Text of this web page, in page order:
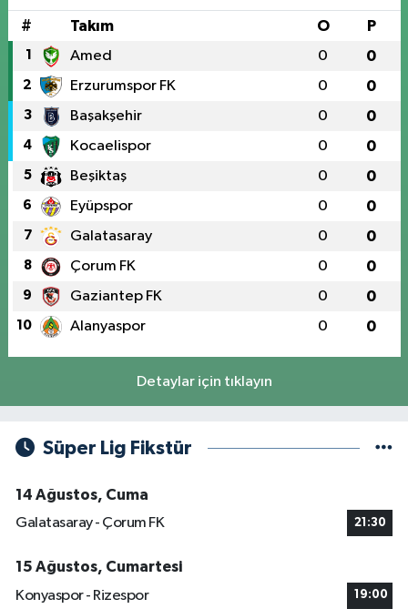
# Takım O P
1 Amed 0 0
2 Erzurumspor FK 0 0
3 Başakşehir 0 0
4 Kocaelispor 0 0
5 Beşiktaş 0 0
6 Eyüpspor 0 0
7 Galatasaray 0 0
8 Çorum FK 0 0
9 Gaziantep FK 0 0
10 Alanyaspor 0 0
Detaylar için tıklayın
Süper Lig Fikstür
14 Ağustos, Cuma
Galatasaray - Çorum FK
21:30
15 Ağustos, Cumartesi
Konyaspor - Rizespor
19:00